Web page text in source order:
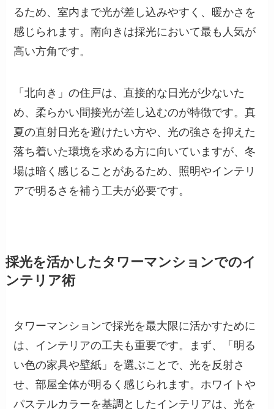
るため、室内まで光が差し込みやすく、暖かさを
感じられます。南向きは採光において最も人気が
高い方角です。
「北向き」の住戸は、直接的な日光が少ないた
め、柔らかい間接光が差し込むのが特徴です。真
夏の直射日光を避けたい方や、光の強さを抑えた
落ち着いた環境を求める方に向いていますが、冬
場は暗く感じることがあるため、照明やインテリ
アで明るさを補う工夫が必要です。
採光を活かしたタワーマンションでのイ
ンテリア術
タワーマンションで採光を最大限に活かすために
は、インテリアの工夫も重要です。まず、「明る
い色の家具や壁紙」を選ぶことで、光を反射さ
せ、部屋全体が明るく感じられます。ホワイトや
パステルカラーを基調としたインテリアは、光を